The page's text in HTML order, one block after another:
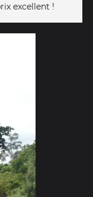
excellent !